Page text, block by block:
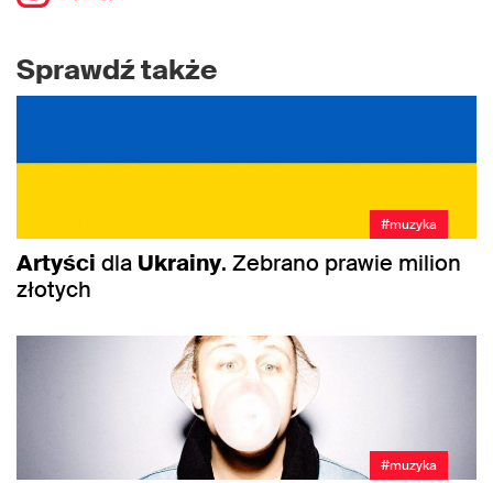
Sprawdź także
#muzyka
Artyści dla Ukrainy. Zebrano prawie milion
złotych
#muzyka